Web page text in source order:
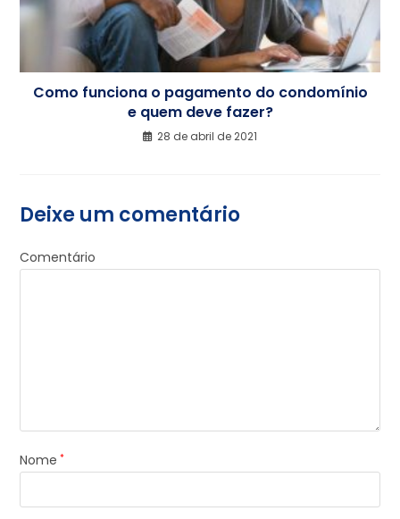
Como funciona o pagamento do condomínio
e quem deve fazer?
28 de abril de 2021
Deixe um comentário
Comentário
Nome *